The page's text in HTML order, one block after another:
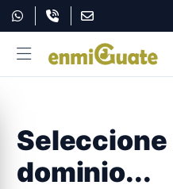
Seleccione
dominio...